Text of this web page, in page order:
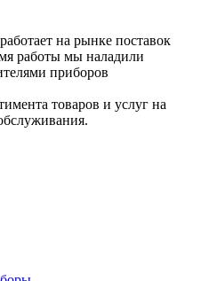
на рынке поставок
работы мы наладили
приборов
товаров и услуг на